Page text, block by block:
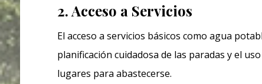
2. Acceso a Servicios
El acceso a servicios básicos como agua
planificación cuidadosa de las paradas y el
lugares para abastecerse.